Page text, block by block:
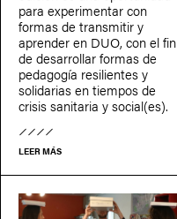
para experimentar con
formas de transmitir y
aprender en DUO, con el fin
de desarrollar formas de
pedagogía resilientes y
solidarias en tiempos de
crisis sanitaria y social(es).
LEER MÁS